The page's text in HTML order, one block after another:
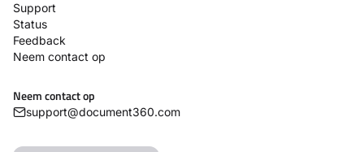
Support
Status
Feedback
Neem contact op
Neem contact op
support@document360.com